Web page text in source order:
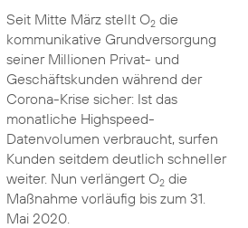
Seit Mitte März stellt O2die
kommunikative Grundversorgung
seiner Millionen Privat- und
Geschäftskunden während der
Corona-Krise sicher: Ist das
monatliche Highspeed-
Datenvolumen verbraucht, surfen
Kunden seitdem deutlich schneller
weiter. Nun verlängert O2die
Maßnahme vorläufig bis zum 31.
Mai 2020.